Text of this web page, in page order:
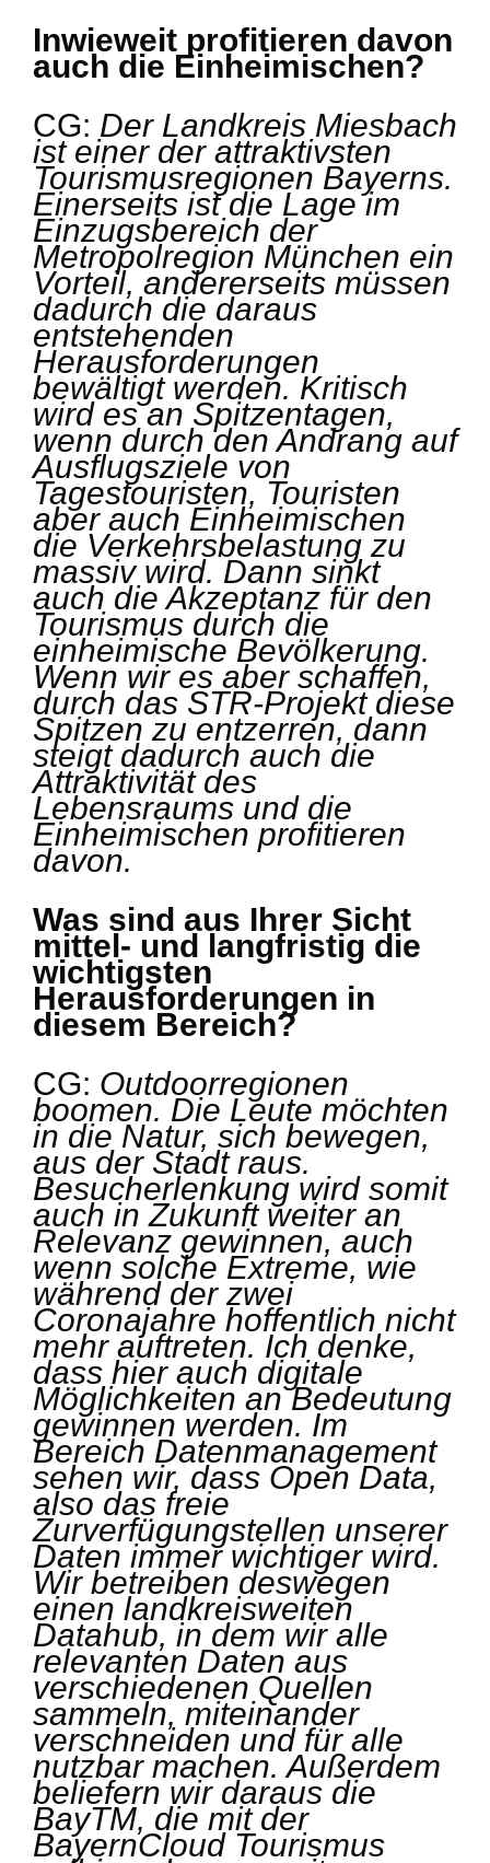
Inwieweit profitieren davon
auch die Einheimischen?
CG: Der Landkreis Miesbach
ist einer der attraktivsten
Tourismusregionen Bayerns.
Einerseits ist die Lage im
Einzugsbereich der
Metropolregion München ein
Vorteil, andererseits müssen
dadurch die daraus
entstehenden
Herausforderungen
bewältigt werden. Kritisch
wird es an Spitzentagen,
wenn durch den Andrang auf
Ausflugsziele von
Tagestouristen, Touristen
aber auch Einheimischen
die Verkehrsbelastung zu
massiv wird. Dann sinkt
auch die Akzeptanz für den
Tourismus durch die
einheimische Bevölkerung.
Wenn wir es aber schaffen,
durch das STR-Projekt diese
Spitzen zu entzerren, dann
steigt dadurch auch die
Attraktivität des
Lebensraums und die
Einheimischen profitieren
davon.
Was sind aus Ihrer Sicht
mittel- und langfristig die
wichtigsten
Herausforderungen in
diesem Bereich?
CG: Outdoorregionen
boomen. Die Leute möchten
in die Natur, sich bewegen,
aus der Stadt raus.
Besucherlenkung wird somit
auch in Zukunft weiter an
Relevanz gewinnen, auch
wenn solche Extreme, wie
während der zwei
Coronajahre hoffentlich nicht
mehr auftreten. Ich denke,
dass hier auch digitale
Möglichkeiten an Bedeutung
gewinnen werden. Im
Bereich Datenmanagement
sehen wir, dass Open Data,
also das freie
Zurverfügungstellen unserer
Daten immer wichtiger wird.
Wir betreiben deswegen
einen landkreisweiten
Datahub, in dem wir alle
relevanten Daten aus
verschiedenen Quellen
sammeln, miteinander
verschneiden und für alle
nutzbar machen. Außerdem
beliefern wir daraus die
BayTM, die mit der
BayernCloud Tourismus